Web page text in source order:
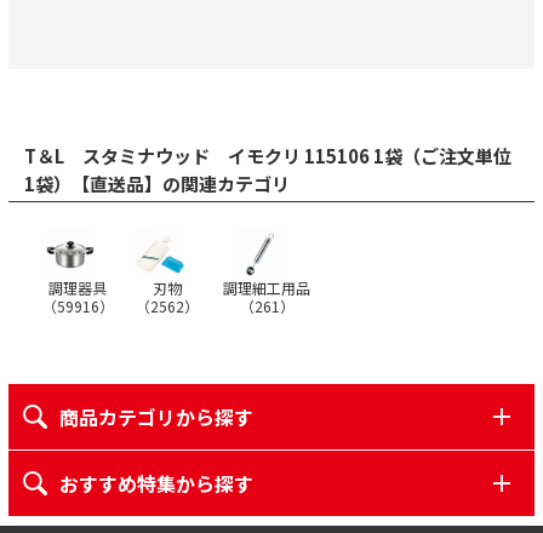
T＆L スタミナウッド イモクリ 115106 1袋（ご注文単位
1袋）【直送品】の関連カテゴリ
調理器具
（59916）
刃物
（2562）
調理細工用品
（261 ）
商品カテゴリから探す
おすすめ特集から探す